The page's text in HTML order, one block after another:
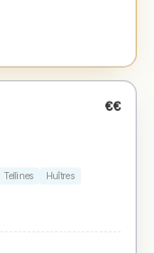
€€
Tellines Huîtres